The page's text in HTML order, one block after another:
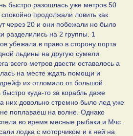
быстро разошлась уже метров 50
продолжали ловить как
через 20 и они побежали но было
разделились на 2 группы. 1
убежала в право в сторону порта
льдины на другую сумели
всего метров двести оставалось а
на месте ждать помощи и
их отломало от большой
куда-то за корабль даже
них довольно стремно было лед уже
поплаваеш на волне. Однако
во время месные рыбаки и Мчс .
лодка с моторчиком и к ней на